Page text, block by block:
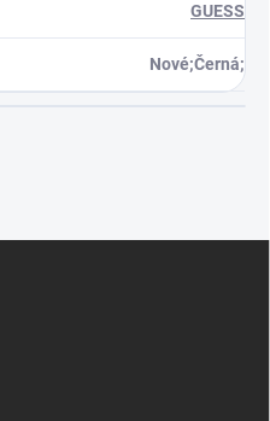
GUESS
Nové;Černá;